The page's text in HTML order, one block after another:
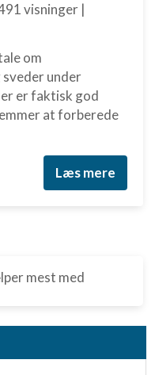
visninger |
om
under
er faktisk god
at forberede
Læs mere
mest med